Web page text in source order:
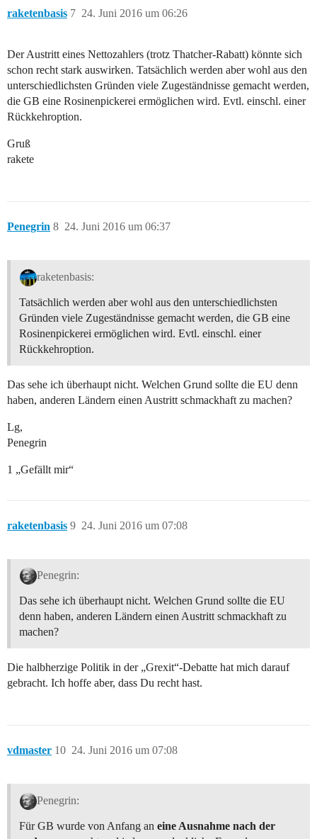
raketenbasis 24. Juni 2016 um 06:26
7
Der Austritt eines Nettozahlers (trotz Thatcher-Rabatt) könnte sich
schon recht stark auswirken. Tatsächlich werden aber wohl aus den
unterschiedlichsten Gründen viele Zugeständnisse gemacht werden,
die GB eine Rosinenpickerei ermöglichen wird. Evtl. einschl. einer
Rückkehroption.
Gruß
rakete
Penegrin 24. Juni 2016 um 06:37
8
raketenbasis:
Tatsächlich werden aber wohl aus den unterschiedlichsten
Gründen viele Zugeständnisse gemacht werden, die GB eine
Rosinenpickerei ermöglichen wird. Evtl. einschl. einer
Rückkehroption.
Das sehe ich überhaupt nicht. Welchen Grund sollte die EU denn
haben, anderen Ländern einen Austritt schmackhaft zu machen?
Lg,
Penegrin
1 „Gefällt mir“
raketenbasis 24. Juni 2016 um 07:08
9
Penegrin:
Das sehe ich überhaupt nicht. Welchen Grund sollte die EU
denn haben, anderen Ländern einen Austritt schmackhaft zu
machen?
Die halbherzige Politik in der „Grexit“-Debatte hat mich darauf
gebracht. Ich hoffe aber, dass Du recht hast.
vdmaster 24. Juni 2016 um 07:08
10
Penegrin:
Für GB wurde von Anfang an eine Ausnahme nach der